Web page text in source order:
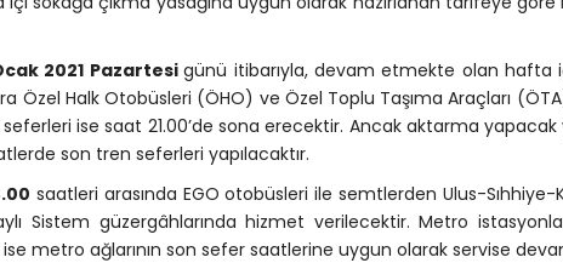
2021 Pazartesigünü itibarıyla, devam etmekte olan hafta
Özel Halk Otobüsleri (ÖHO) ve Özel Toplu Taşıma Araçları
seferleri ise saat 21.00’de sona erecektir. Ancak aktarma
son tren seferleri yapılacaktır.
saatleri arasında EGO otobüsleri ile semtlerden Ulus-Sıhhiye-
Sistem güzergâhlarında hizmet verilecektir. Metro
ise metro ağlarının son sefer saatlerine uygun olarak servise